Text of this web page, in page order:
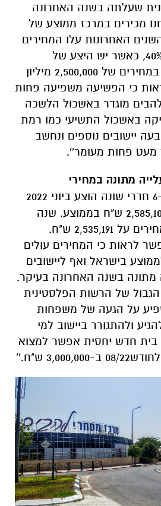
שעלתה בשנה האחרונה
מכירים במרכז ממוצע של
5 השנים האחרונות עלו המחירים
בממוצע של כמעט 40%, כאשר יש היצע של
מגרשים שמתחילים במחירים של 2,500,000 מיליון
כי הפשיעה משפיעה פחות
מוגדר באשכול הלשכה
באשכול התשיעי כמו רמת
יישובים נוספים ונחשב
מעט פחות מעומר''.
מתונה במחירי
בית עם 5 ו-6 חדרי שונה הוצע ביוני 2022
למכירה בשווי של 2,585,105 ש"ח בממוצע. שנה
קודם לכןף עמדו המחירים על 2,535,191 ש"ח.
לראות כי המחירים עולים
בישראל ואף ליישובים
מתונה בשנה האחרונה בעיקר.
הגבול של הרשות הפלסטינית
על הגעה של משפחות
ולהתגורר ביישוב למי
בית חדש יחסית אפשר למצוא
ש"ח.''